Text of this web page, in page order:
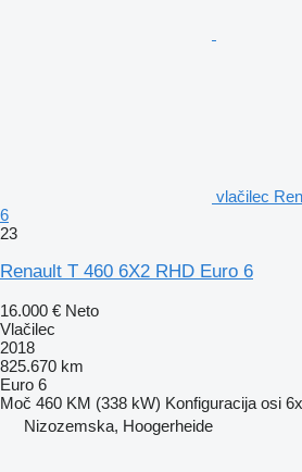
vlačilec
6
23
Renault T 460 6X2 RHD Euro 6
16.000 € Neto
Vlačilec
2018
825.670 km
Euro 6
Moč 460 KM (338 kW) Konfiguracija osi
Nizozemska, Hoogerheide